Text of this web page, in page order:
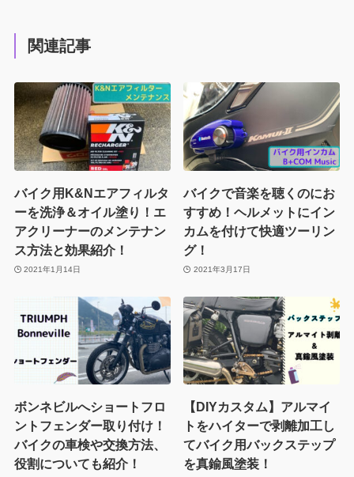
関連記事
バイク用K&Nエアフィルタ
ーを洗浄＆オイル塗り！エ
アクリーナーのメンテナン
ス方法と効果紹介！
2021年1月14日
バイクで音楽を聴くのにお
すすめ！ヘルメットにイン
カムを付けて快適ツーリン
グ！
2021年3月17日
ボンネビルへショートフロ
ントフェンダー取り付け！
バイクの車検や交換方法、
役割についても紹介！
【DIYカスタム】アルマイ
トをハイターで剥離加工し
てバイク用バックステップ
を真鍮風塗装！